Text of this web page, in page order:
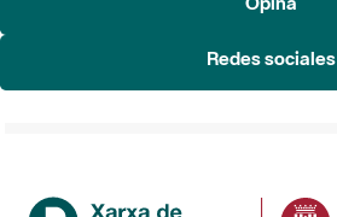
Redes sociales